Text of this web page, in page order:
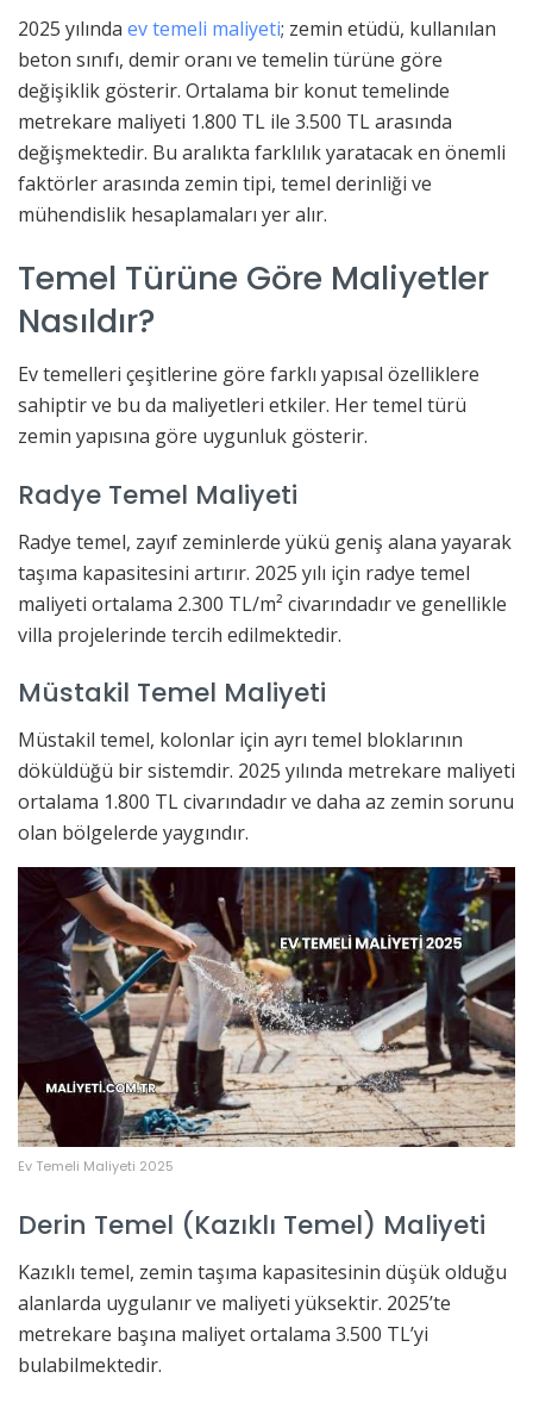
2025 yılında ev temeli maliyeti; zemin etüdü, kullanılan
beton sınıfı, demir oranı ve temelin türüne göre
değişiklik gösterir. Ortalama bir konut temelinde
metrekare maliyeti 1.800 TL ile 3.500 TL arasında
değişmektedir. Bu aralıkta farklılık yaratacak en önemli
faktörler arasında zemin tipi, temel derinliği ve
mühendislik hesaplamaları yer alır.
Temel Türüne Göre Maliyetler
Nasıldır?
Ev temelleri çeşitlerine göre farklı yapısal özelliklere
sahiptir ve bu da maliyetleri etkiler. Her temel türü
zemin yapısına göre uygunluk gösterir.
Radye Temel Maliyeti
Radye temel, zayıf zeminlerde yükü geniş alana yayarak
taşıma kapasitesini artırır. 2025 yılı için radye temel
maliyeti ortalama 2.300 TL/m² civarındadır ve genellikle
villa projelerinde tercih edilmektedir.
Müstakil Temel Maliyeti
Müstakil temel, kolonlar için ayrı temel bloklarının
döküldüğü bir sistemdir. 2025 yılında metrekare maliyeti
ortalama 1.800 TL civarındadır ve daha az zemin sorunu
olan bölgelerde yaygındır.
Ev Temeli Maliyeti 2025
Derin Temel (Kazıklı Temel) Maliyeti
Kazıklı temel, zemin taşıma kapasitesinin düşük olduğu
alanlarda uygulanır ve maliyeti yüksektir. 2025’te
metrekare başına maliyet ortalama 3.500 TL’yi
bulabilmektedir.